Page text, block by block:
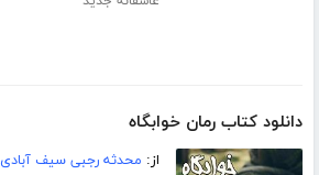
دانلود کتاب رمان خوابگاه
از: محدثه رجبی سیف آبادی